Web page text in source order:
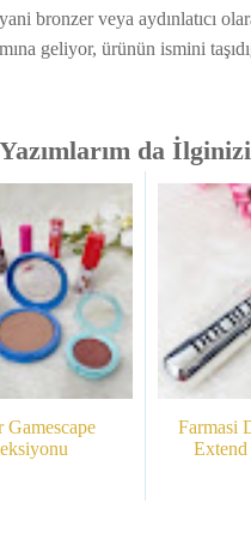
bronzer veya aydınlatıcı
geliyor, ürünün ismini
da
Gamescape
Farmasi